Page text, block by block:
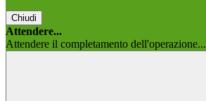
Chiudi
Attendere...
Attendere il completamento dell'operazione...